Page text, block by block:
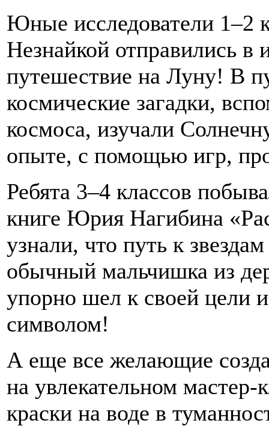
Юные исследователи 1–2
Незнайкой отправились в
путешествие на Луну! В
космические загадки,
космоса, изучали
опыте, с помощью игр,
Ребята 3–4 классов
книге Юрия Нагибина
узнали, что путь к
обычный мальчишка из
упорно шел к своей цели
символом!
А еще все желающие
на увлекательном мастер-
краски на воде в